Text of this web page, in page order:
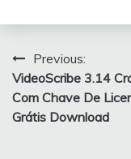
Navegação
de
artigos
Previous:
VideoScribe 3.14
Com Chave De
Grátis Download